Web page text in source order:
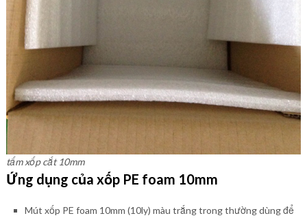
tấm xốp cắt 10mm
Ứng dụng của xốp PE foam 10mm
Mút xốp PE foam 10mm (10ly) màu trắng trong thường dùng để